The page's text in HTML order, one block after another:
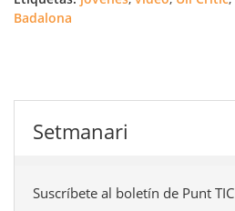
Badalona
Setmanari
Suscríbete al boletín de Punt TIC